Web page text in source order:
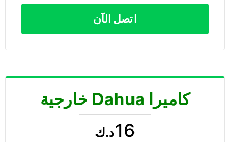
اتصل الآن
كاميرا Dahua خارجية
16د.ك